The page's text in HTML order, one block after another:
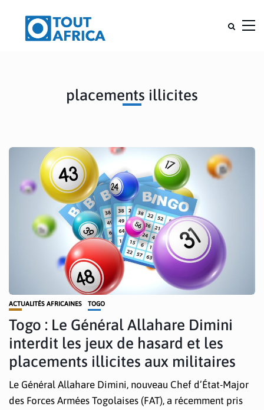
placements illicites
ACTUALITÉS AFRICAINES TOGO
Togo : Le Général Allahare Dimini
interdit les jeux de hasard et les
placements illicites aux militaires
Le Général Allahare Dimini, nouveau Chef d’État-Major
des Forces Armées Togolaises (FAT), a récemment pris